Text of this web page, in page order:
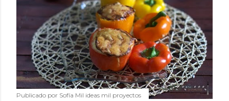
Publicado por Sofía Mil ideas mil proyectos